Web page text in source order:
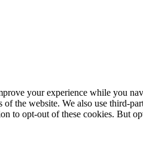
your experience while you
the website. We also use third-
to opt-out of these cookies. But